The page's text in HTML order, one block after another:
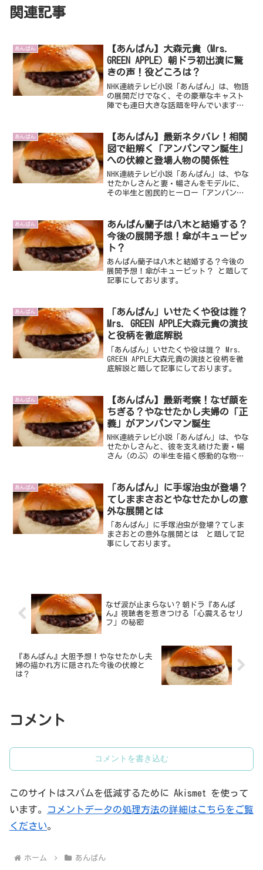
関連記事
あんぱん
【あんぱん】大森元貴（Mrs.
GREEN APPLE）朝ドラ初出演に驚
きの声！役どころは？
NHK連続テレビ小説「あんぱん」は、物語
の展開だけでなく、その豪華なキャスト
陣でも連日大きな話題を呼んでいます。
大森元貴さんの朝ドラ初出演です。発表
され...
あんぱん
【あんぱん】最新ネタバレ！相関
図で紐解く「アンパンマン誕生」
への伏線と登場人物の関係性
NHK連続テレビ小説「あんぱん」は、やな
せたかしさんと妻・暢さんをモデルに、
その半生と国民的ヒーロー「アンパンマ
雑な関係性や、アンパンマンの思想へと
繋がる数々の伏線が明...
あんぱん
あんぱん蘭子は八木と結婚する？
今後の展開予想！傘がキューピッ
ト？
あんぱん蘭子は八木と結婚する？今後の
展開予想！傘がキューピット？ と題して
記事にしております。
あんぱん
「あんぱん」いせたくや役は誰？
Mrs. GREEN APPLE大森元貴の演技
と役柄を徹底解説
「あんぱん」いせたくや役は誰？ Mrs.
GREEN APPLE大森元貴の演技と役柄を徹
底解説と題して記事にしております。
あんぱん
【あんぱん】最新考察！なぜ顔を
ちぎる？やなせたかし夫婦の「正
義」がアンパンマン誕生
NHK連続テレビ小説「あんぱん」は、やな
せたかしさんと、彼を支え続けた妻・暢
さん（のぶ）の半生を描く感動的な物語
パンマン」がどのようにして生まれたの
か、その原点にあるや...
あんぱん
「あんぱん」に手塚治虫が登場？
てしままさおとやなせたかしの意
外な展開とは
「あんぱん」に手塚治虫が登場？てしま
まさおとの意外な展開とは と題して記
事にしております。
なぜ涙が止まらない？朝ドラ『あんぱ
ん』視聴者を惹きつける「心震えるセリ
フ」の秘密
『あんぱん』大胆予想！やなせたかし夫
婦の描かれ方に隠された今後の伏線と
は？
コメント
コメントを書き込む
このサイトはスパムを低減するために Akismet を使って
います。
コメントデータの処理方法の詳細はこちらをご覧
ください。
ホーム あんぱん